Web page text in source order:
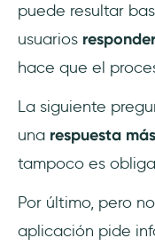
puede resultar
usuarios
hace que el
La siguiente
una respuesta
tampoco es
Por último, pero
aplicación pide